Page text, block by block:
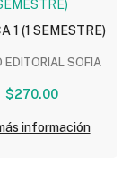
1 (1 SEMESTRE)
EDITORIAL SOFIA
$270.00
información